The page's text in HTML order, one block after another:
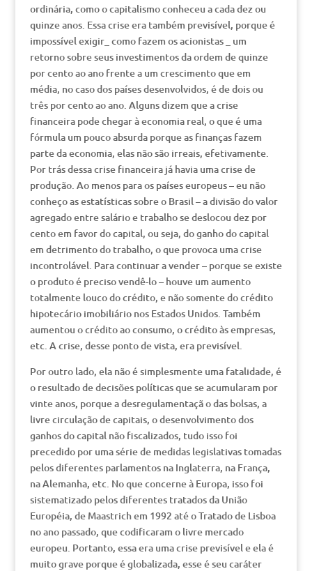
ordinária, como o capitalismo conheceu a cada dez ou
quinze anos. Essa crise era também previsível, porque é
impossível exigir_ como fazem os acionistas _ um
retorno sobre seus investimentos da ordem de quinze
por cento ao ano frente a um crescimento que em
média, no caso dos países desenvolvidos, é de dois ou
três por cento ao ano. Alguns dizem que a crise
financeira pode chegar à economia real, o que é uma
fórmula um pouco absurda porque as finanças fazem
parte da economia, elas não são irreais, efetivamente.
Por trás dessa crise financeira já havia uma crise de
produção. Ao menos para os países europeus – eu não
conheço as estatísticas sobre o Brasil – a divisão do valor
agregado entre salário e trabalho se deslocou dez por
cento em favor do capital, ou seja, do ganho do capital
em detrimento do trabalho, o que provoca uma crise
incontrolável. Para continuar a vender – porque se existe
o produto é preciso vendê-lo – houve um aumento
totalmente louco do crédito, e não somente do crédito
hipotecário imobiliário nos Estados Unidos. Também
aumentou o crédito ao consumo, o crédito às empresas,
etc. A crise, desse ponto de vista, era previsível.
Por outro lado, ela não é simplesmente uma fatalidade, é
o resultado de decisões políticas que se acumularam por
vinte anos, porque a desregulamentaçã o das bolsas, a
livre circulação de capitais, o desenvolvimento dos
ganhos do capital não fiscalizados, tudo isso foi
precedido por uma série de medidas legislativas tomadas
pelos diferentes parlamentos na Inglaterra, na França,
na Alemanha, etc. No que concerne à Europa, isso foi
sistematizado pelos diferentes tratados da União
Européia, de Maastrich em 1992 até o Tratado de Lisboa
no ano passado, que codificaram o livre mercado
europeu. Portanto, essa era uma crise previsível e ela é
muito grave porque é globalizada, esse é seu caráter